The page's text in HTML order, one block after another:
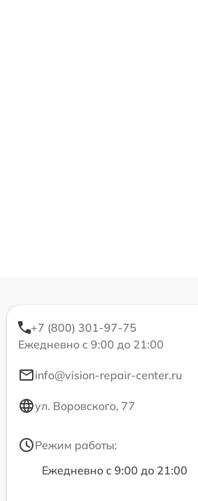
+7 (800) 301-97-75
Ежедневно с 9:00 до 21:00
info@vision-repair-center.ru
ул. Воровского, 77
Режим работы:
Ежедневно с 9:00 до 21:00